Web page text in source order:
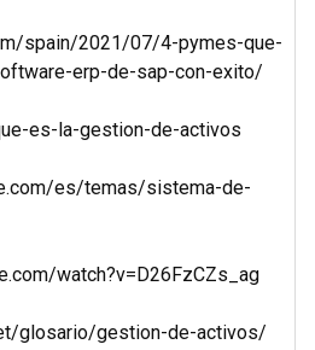
spain/2021/07/4-pymes-que-
erp-de-sap-con-exito/
es-la-gestion-de-activos
es/temas/sistema-de-
watch?v=D26FzCZs_ag
glosario/gestion-de-activos/